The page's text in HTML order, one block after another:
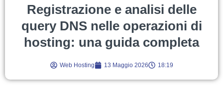
Registrazione e analisi delle
query DNS nelle operazioni di
hosting: una guida completa
Web Hosting 13 Maggio 2026 18:19